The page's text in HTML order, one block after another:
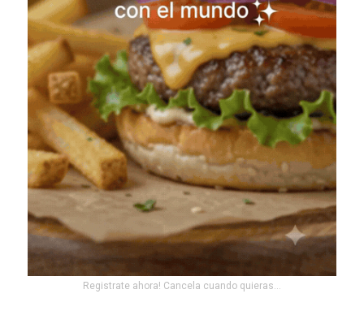
Registrate ahora! Cancela cuando quieras...